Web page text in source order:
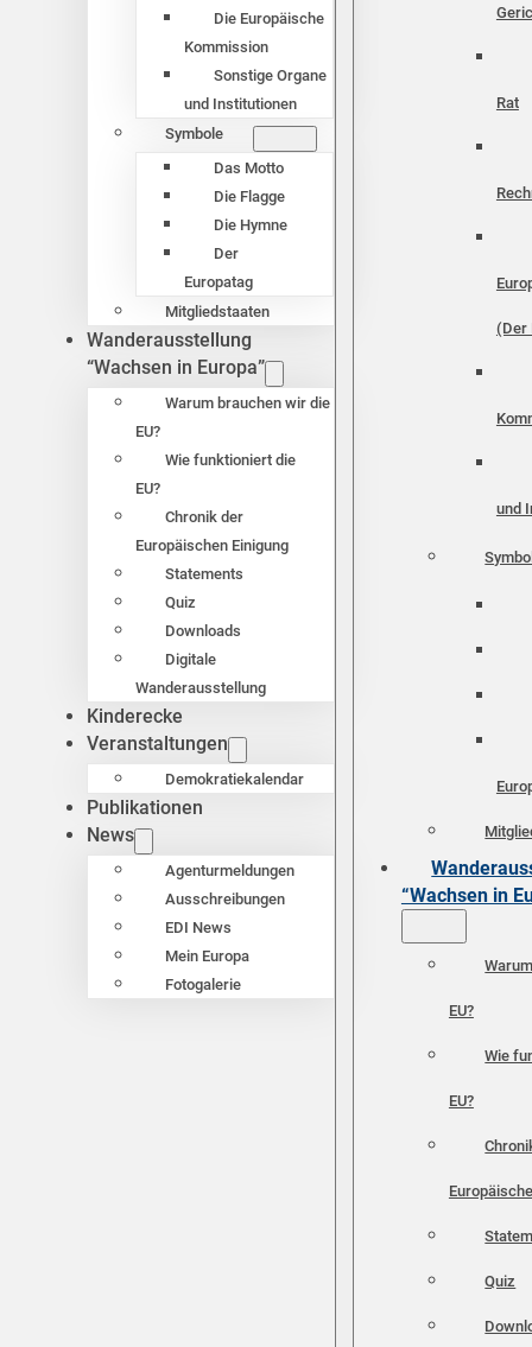
Die Europäische
Kommission
Sonstige Organe
und Institutionen
Symbole
Das Motto
Die Flagge
Die Hymne
Der
Europatag
Mitgliedstaaten
Wanderausstellung
“Wachsen in Europa”
Warum brauchen wir die
EU?
Wie funktioniert die
EU?
Chronik der
Europäischen Einigung
Statements
Quiz
Downloads
Digitale
Wanderausstellung
Kinderecke
Veranstaltungen
Demokratiekalendar
Publikationen
News
Agenturmeldungen
Ausschreibungen
EDI News
Mein Europa
Fotogalerie
Rat
(Der
und
“Wachsen in
EU?
Wie
EU?
Quiz